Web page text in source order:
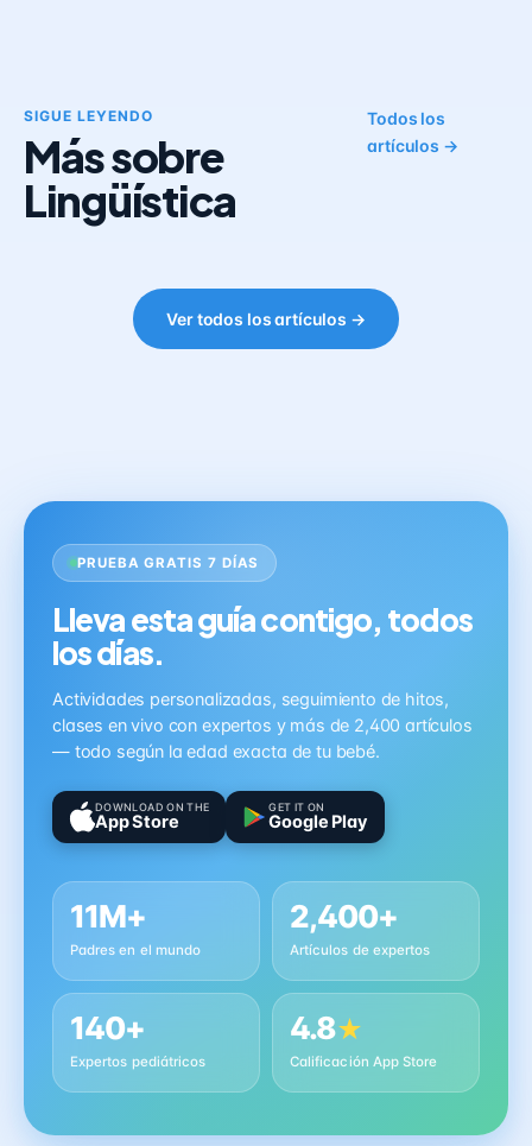
SIGUE LEYENDO
Más sobre
Lingüística
Todos los
artículos →
Ver todos los artículos →
PRUEBA GRATIS 7 DÍAS
Lleva esta guía contigo, todos
los días.
Actividades personalizadas, seguimiento de hitos,
clases en vivo con expertos y más de 2,400 artículos
— todo según la edad exacta de tu bebé.
DOWNLOAD ON THE
App Store
GET IT ON
Google Play
11M+
Padres en el mundo
2,400+
Artículos de expertos
140+
Expertos pediátricos
4.8★
Calificación App Store